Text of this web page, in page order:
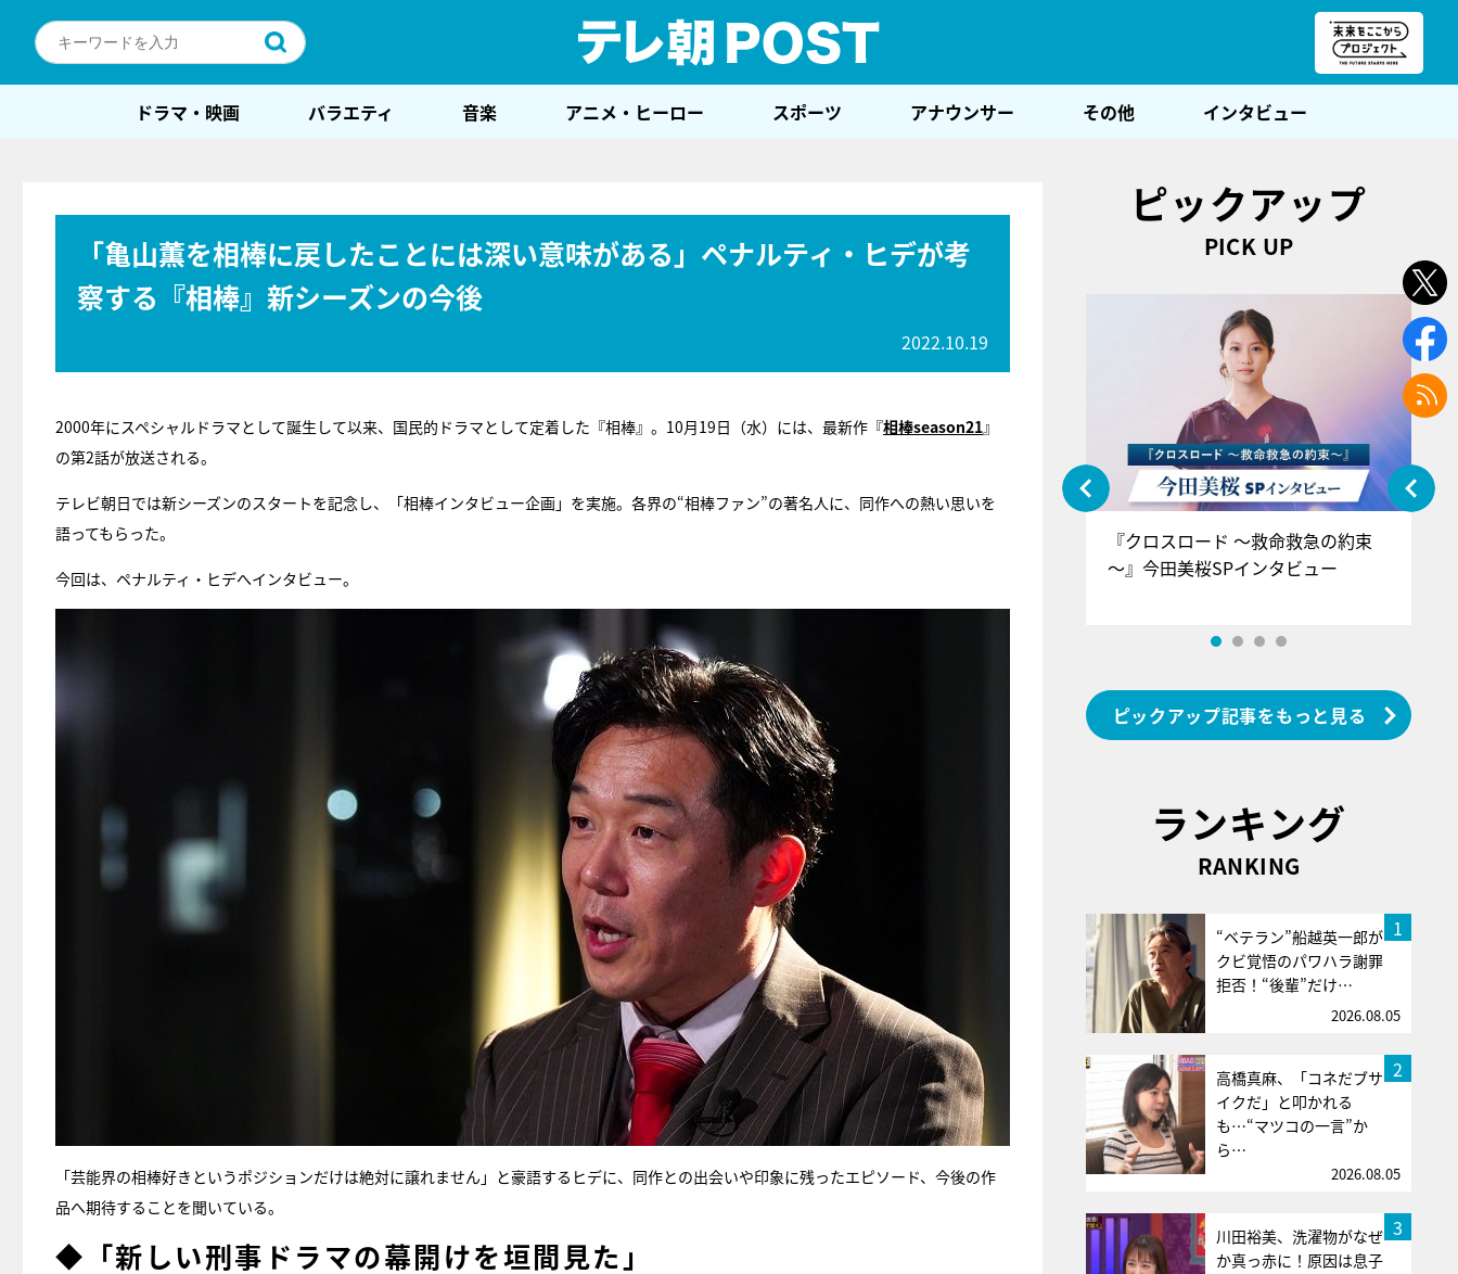
ドラマ・映画 バラエティ 音楽 アニメ・ヒーロー スポーツ アナウンサー その他 インタビュー
「亀山薫を相棒に戻したことには深い意味がある」ペナルティ・ヒデが考
察する『相棒』新シーズンの今後
2022.10.19
2000年にスペシャルドラマとして誕生して以来、国民的ドラマとして定着した『相棒』。10月19日（水）には、最新作『相棒season21』
の第2話が放送される。
テレビ朝日では新シーズンのスタートを記念し、「相棒インタビュー企画」を実施。各界の“相棒ファン”の著名人に、同作への熱い思いを
語ってもらった。
今回は、ペナルティ・ヒデへインタビュー。
「芸能界の相棒好きというポジションだけは絶対に譲れません」と豪語するヒデに、同作との出会いや印象に残ったエピソード、今後の作
品へ期待することを聞いている。
◆「新しい刑事ドラマの幕開けを垣間見た」
ピックアップ
PICK UP
『クロスロード ～救命救急の約束
～』今田美桜SPインタビュー
ピックアップ記事をもっと見る
ランキング
RANKING
1
“ベテラン”船越英一郎が
クビ覚悟のパワハラ謝罪
拒否！“後輩”だけ…
2026.08.05
2
高橋真麻、「コネだブサ
イクだ」と叩かれる
も…“マツコの一言”か
ら…
2026.08.05
3
川田裕美、洗濯物がなぜ
か真っ赤に！原因は息子